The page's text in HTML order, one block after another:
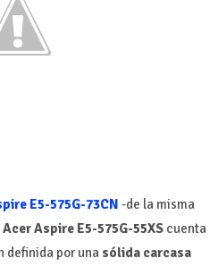
E5-575G-73CN -de la misma
Acer Aspire E5-575G-55XS cuenta
definida por una sólida carcasa